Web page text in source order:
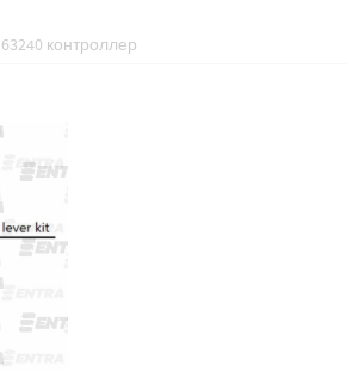
63240 контроллер